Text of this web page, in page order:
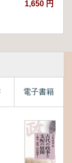
1,650 円
電子書籍